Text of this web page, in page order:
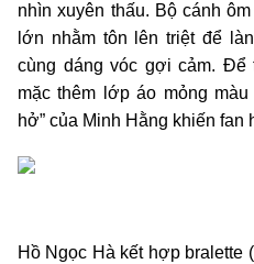
nhìn xuyên thấu. Bộ cánh
lớn nhằm tôn lên triệt để
cùng dáng vóc gợi cảm.
mặc thêm lớp áo mỏng
hở” của Minh Hằng khiến fan
Hồ Ngọc Hà kết hợp bralette